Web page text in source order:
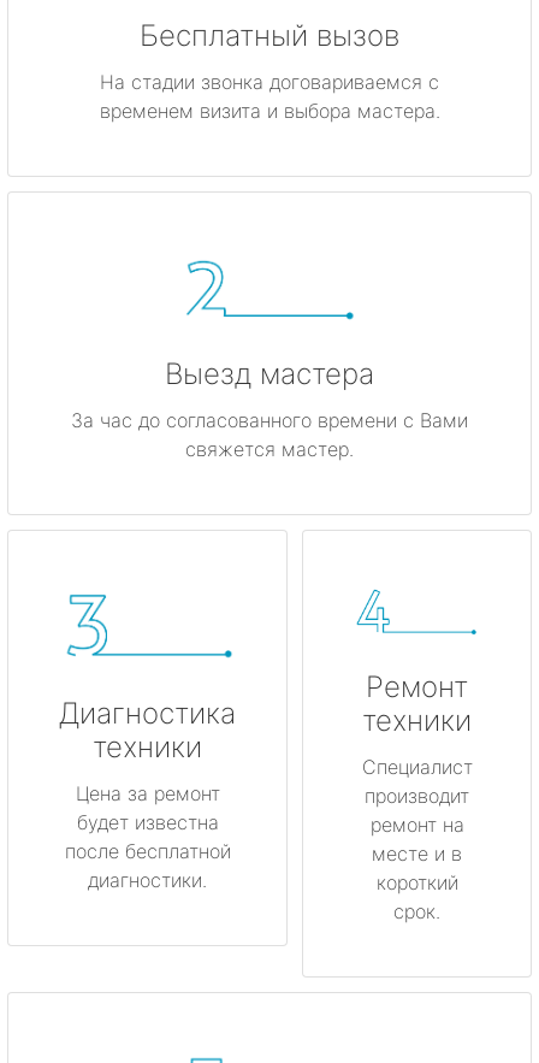
Бесплатный вызов
На стадии звонка договариваемся с
временем визита и выбора мастера.
Выезд мастера
За час до согласованного времени с Вами
свяжется мастер.
Диагностика
техники
Цена за ремонт
будет известна
после бесплатной
диагностики.
Ремонт
техники
Специалист
производит
ремонт на
месте и в
короткий
срок.